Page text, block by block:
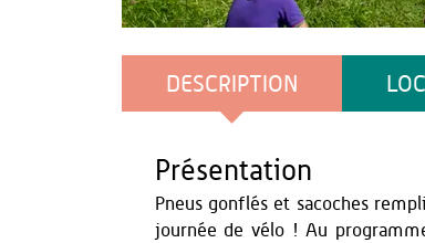
DESCRIPTION
Présentation
Pneus gonflés et sacoches
journée de vélo ! Au